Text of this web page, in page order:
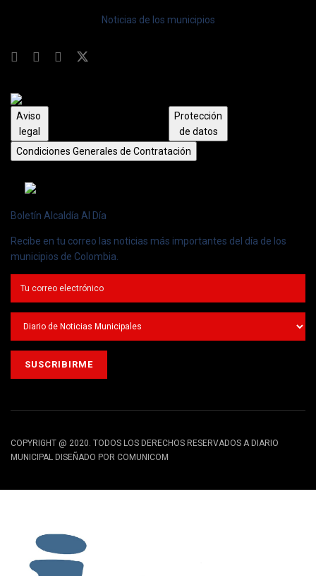
Noticias de los municipios
Aviso
legal
Protección
de datos
Condiciones Generales de Contratación
Boletín Alcaldía Al Día
Recibe en tu correo las noticias más importantes del día de los
municipios de Colombia.
COPYRIGHT @ 2020. TODOS LOS DERECHOS RESERVADOS A DIARIO
MUNICIPAL DISEÑADO POR COMUNICOM